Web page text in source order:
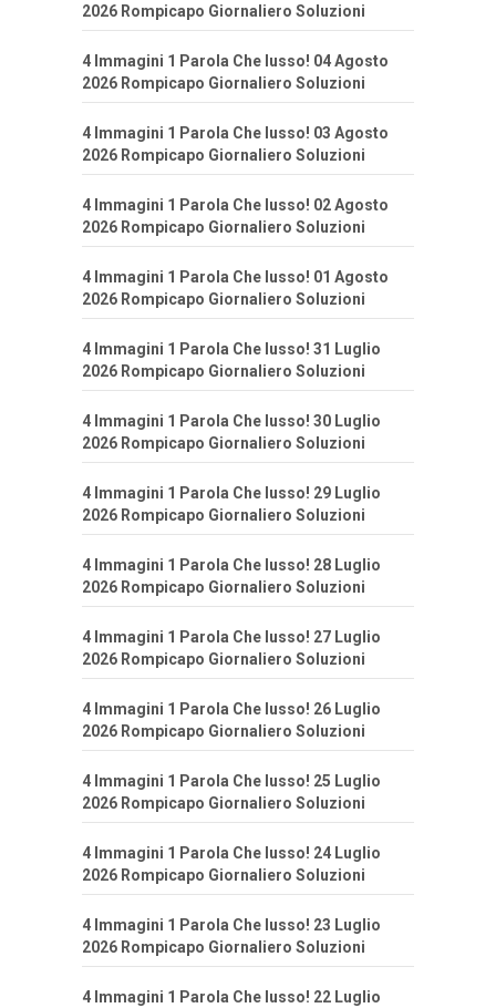
2026 Rompicapo Giornaliero Soluzioni
4 Immagini 1 Parola Che lusso! 04 Agosto
2026 Rompicapo Giornaliero Soluzioni
4 Immagini 1 Parola Che lusso! 03 Agosto
2026 Rompicapo Giornaliero Soluzioni
4 Immagini 1 Parola Che lusso! 02 Agosto
2026 Rompicapo Giornaliero Soluzioni
4 Immagini 1 Parola Che lusso! 01 Agosto
2026 Rompicapo Giornaliero Soluzioni
4 Immagini 1 Parola Che lusso! 31 Luglio
2026 Rompicapo Giornaliero Soluzioni
4 Immagini 1 Parola Che lusso! 30 Luglio
2026 Rompicapo Giornaliero Soluzioni
4 Immagini 1 Parola Che lusso! 29 Luglio
2026 Rompicapo Giornaliero Soluzioni
4 Immagini 1 Parola Che lusso! 28 Luglio
2026 Rompicapo Giornaliero Soluzioni
4 Immagini 1 Parola Che lusso! 27 Luglio
2026 Rompicapo Giornaliero Soluzioni
4 Immagini 1 Parola Che lusso! 26 Luglio
2026 Rompicapo Giornaliero Soluzioni
4 Immagini 1 Parola Che lusso! 25 Luglio
2026 Rompicapo Giornaliero Soluzioni
4 Immagini 1 Parola Che lusso! 24 Luglio
2026 Rompicapo Giornaliero Soluzioni
4 Immagini 1 Parola Che lusso! 23 Luglio
2026 Rompicapo Giornaliero Soluzioni
4 Immagini 1 Parola Che lusso! 22 Luglio